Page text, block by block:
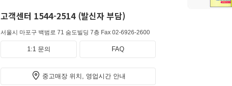
고객센터 1544-2514 (발신자 부담)
서울시 마포구 백범로 71 숨도빌딩 7층 Fax 02-6926-2600
1:1 문의 FAQ
중고매장 위치, 영업시간 안내